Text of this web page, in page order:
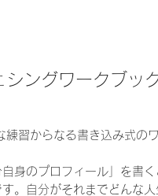
シングワークブッ
習からなる書き込み式の
身のプロフィール」を書
。自分がそれまでどんな